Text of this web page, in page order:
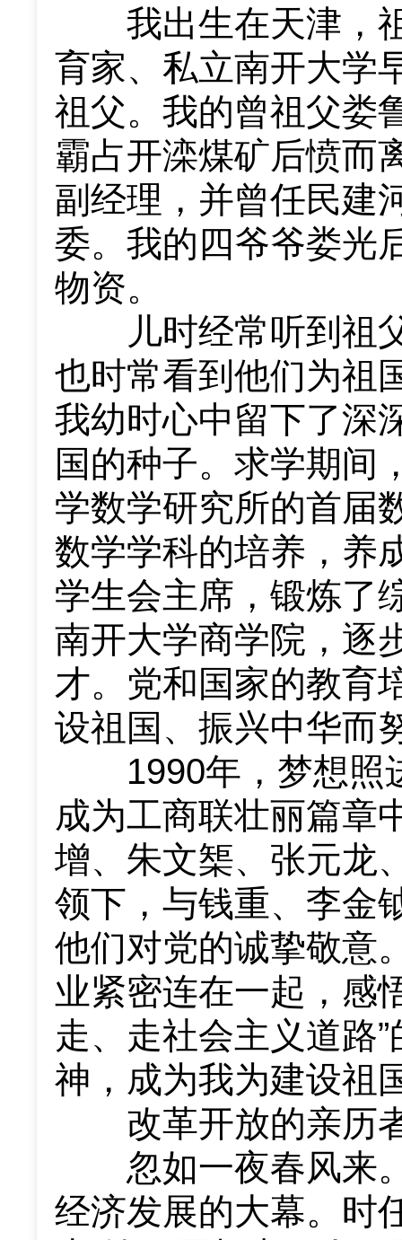
我出生在天津，祖
育家、私立南开大学
祖父。我的曾祖父娄
霸占开滦煤矿后愤而
副经理，并曾任民建
委。我的四爷爷娄光
物资。
儿时经常听到祖父
也时常看到他们为祖
我幼时心中留下了深
国的种子。求学期间
学数学研究所的首届
数学学科的培养，养
学生会主席，锻炼了
南开大学商学院，逐
才。党和国家的教育
设祖国、振兴中华而
1990年，梦想照进
成为工商联壮丽篇章
增、朱文榘、张元龙
领下，与钱重、李金
他们对党的诚挚敬意
业紧密连在一起，感
走、走社会主义道路
神，成为我为建设祖
改革开放的亲历
忽如一夜春风来。
经济发展的大幕。时